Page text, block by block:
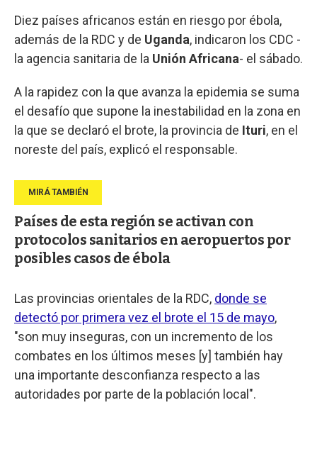
Diez países africanos están en riesgo por ébola,
además de la RDC y de Uganda, indicaron los CDC -
la agencia sanitaria de la Unión Africana- el sábado.
A la rapidez con la que avanza la epidemia se suma
el desafío que supone la inestabilidad en la zona en
la que se declaró el brote, la provincia de Ituri, en el
noreste del país, explicó el responsable.
Países de esta región se activan con
protocolos sanitarios en aeropuertos por
posibles casos de ébola
Las provincias orientales de la RDC, donde se
detectó por primera vez el brote el 15 de mayo,
"son muy inseguras, con un incremento de los
combates en los últimos meses [y] también hay
una importante desconfianza respecto a las
autoridades por parte de la población local".